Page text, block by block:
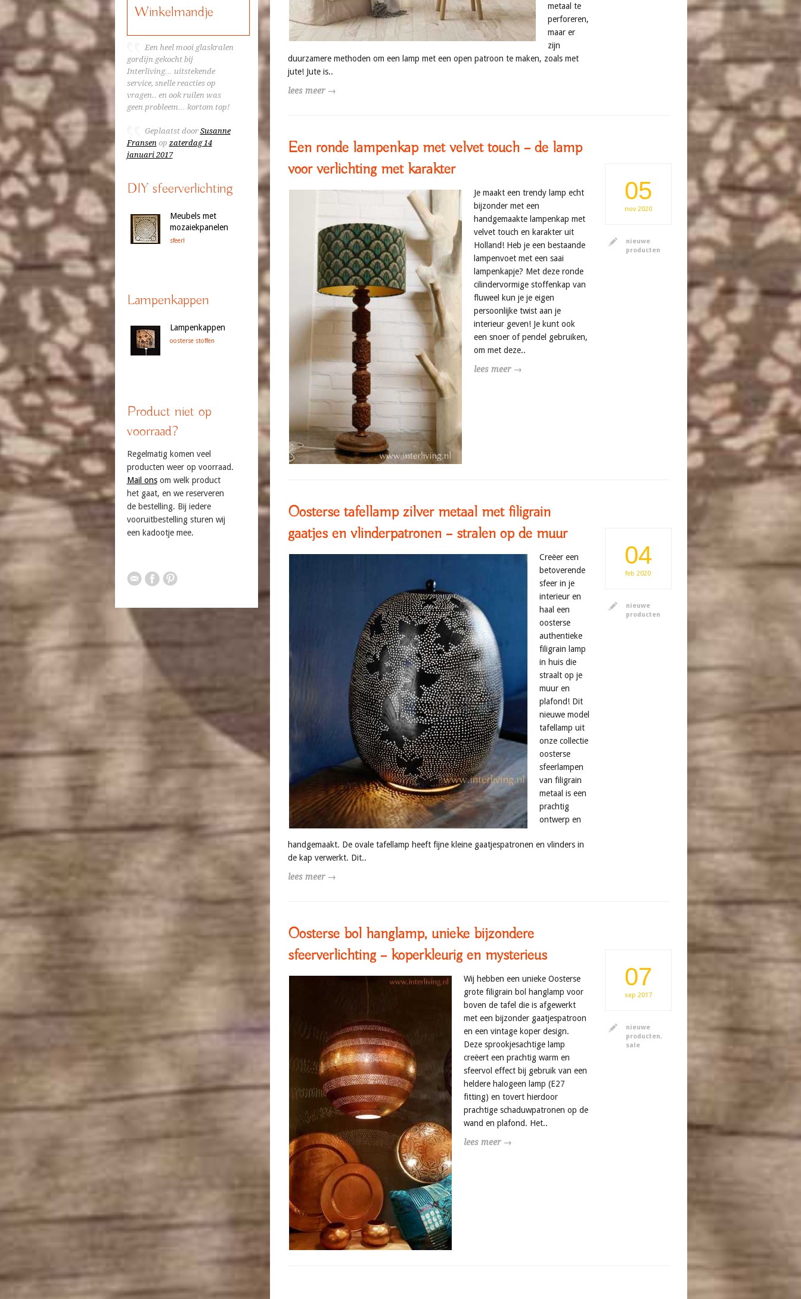
metaal te
perforeren,
maar er
zijn
duurzamere methoden om een lamp met een open patroon te maken, zoals met
jute! Jute is..
lees meer →
Een ronde lampenkap met velvet touch – de lamp
voor verlichting met karakter
Je maakt een trendy lamp echt
bijzonder met een
handgemaakte lampenkap met
velvet touch en karakter uit
Holland! Heb je een bestaande
lampenvoet met een saai
lampenkapje? Met deze ronde
cilindervormige stoffenkap van
fluweel kun je je eigen
persoonlijke twist aan je
interieur geven! Je kunt ook
een snoer of pendel gebruiken,
om met deze..
lees meer →
05
nov 2020
nieuwe
producten
Oosterse tafellamp zilver metaal met filigrain
gaatjes en vlinderpatronen – stralen op de muur
Creëer een
betoverende
sfeer in je
interieur en
haal een
oosterse
authentieke
filigrain lamp
in huis die
straalt op je
muur en
plafond! Dit
nieuwe model
tafellamp uit
onze collectie
oosterse
sfeerlampen
van filigrain
metaal is een
prachtig
ontwerp en
handgemaakt. De ovale tafellamp heeft fijne kleine gaatjespatronen en vlinders in
de kap verwerkt. Dit..
lees meer →
04
feb 2020
nieuwe
producten
Oosterse bol hanglamp, unieke bijzondere
sfeerverlichting – koperkleurig en mysterieus
Wij hebben een unieke Oosterse
grote filigrain bol hanglamp voor
boven de tafel die is afgewerkt
met een bijzonder gaatjespatroon
en een vintage koper design.
Deze sprookjesachtige lamp
creëert een prachtig warm en
sfeervol effect bij gebruik van een
heldere halogeen lamp (E27
fitting) en tovert hierdoor
prachtige schaduwpatronen op de
wand en plafond. Het..
lees meer →
07
sep 2017
nieuwe
producten,
sale
Winkelmandje
Een heel mooi glaskralen
gordijn gekocht bij
Interliving… uitstekende
service, snelle reacties op
vragen.. en ook ruilen was
geen probleem… kortom top!
Geplaatst door Susanne
Fransenop zaterdag 14
januari 2017
DIY sfeerverlichting
Meubels met
mozaiekpanelen
sfeer!
Lampenkappen
Lampenkappen
oosterse stoffen
Product niet op
voorraad?
Regelmatig komen veel
producten weer op voorraad.
Mail onsom welk product
het gaat, en we reserveren
de bestelling. Bij iedere
vooruitbestelling sturen wij
een kadootje mee.